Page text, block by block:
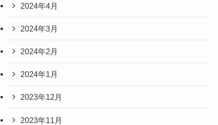
2024年4月
2024年3月
2024年2月
2024年1月
2023年12月
2023年11月